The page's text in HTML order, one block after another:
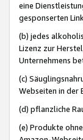
eine
gesponserten
(b) jedes
Lizenz zur
Unternehmens
(c)
Webseiten in der
(d) pflanzliche
(e) Produkte